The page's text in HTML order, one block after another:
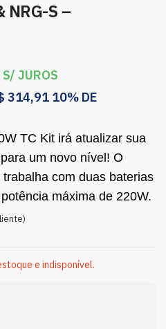
NRG-S –
S/ JUROS
314,91 10% DE
TC Kit irá atualizar sua
um novo nível! O
com duas baterias
máxima de 220W.
e indisponível.